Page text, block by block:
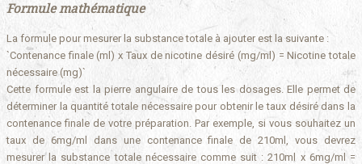
Formule mathématique
La formule pour mesurer la substance totale à ajouter est la suivante :
`Contenance finale (ml) x Taux de nicotine désiré (mg/ml) = Nicotine totale
nécessaire (mg)`
Cette formule est la pierre angulaire de tous les dosages. Elle permet de
déterminer la quantité totale nécessaire pour obtenir le taux désiré dans la
contenance finale de votre préparation. Par exemple, si vous souhaitez un
taux de 6mg/ml dans une contenance finale de 210ml, vous devrez
mesurer la substance totale nécessaire comme suit : 210ml x 6mg/ml =